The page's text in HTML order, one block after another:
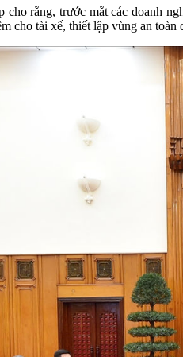
rằng, trước mắt các doanh
cho tài xế, thiết lập vùng an